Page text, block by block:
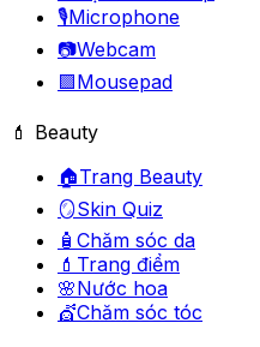
🎙️Microphone
📷Webcam
🟪Mousepad
💄 Beauty
🏠Trang Beauty
🪞Skin Quiz
🧴 Chăm sóc da
💄 Trang điểm
🌸Nước hoa
💇Chăm sóc tóc